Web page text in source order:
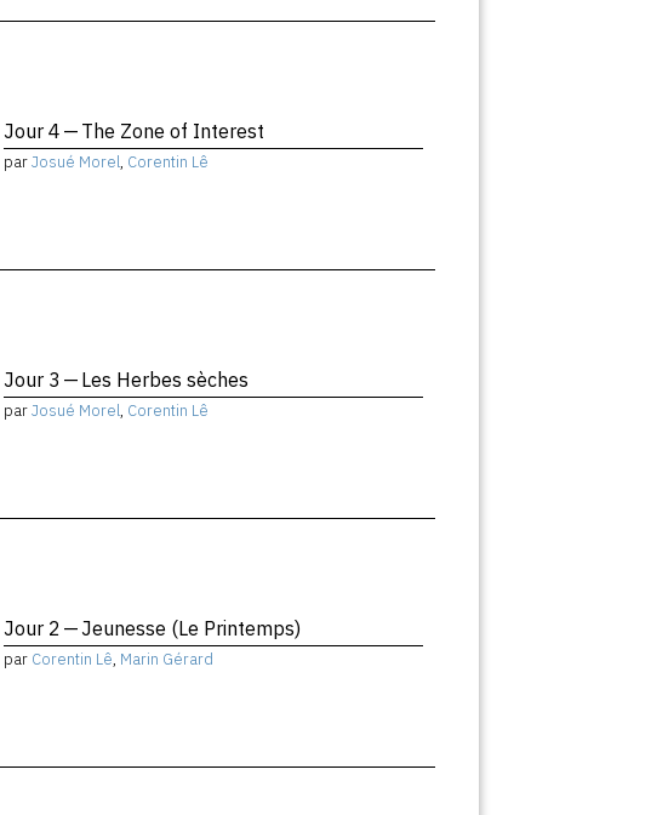
Jour 4 — The Zone of Interest
parJosué Morel, Corentin Lê
Jour 3 — Les Herbes sèches
parJosué Morel, Corentin Lê
Jour 2 — Jeunesse (Le Printemps)
par Corentin Lê, Marin Gérard